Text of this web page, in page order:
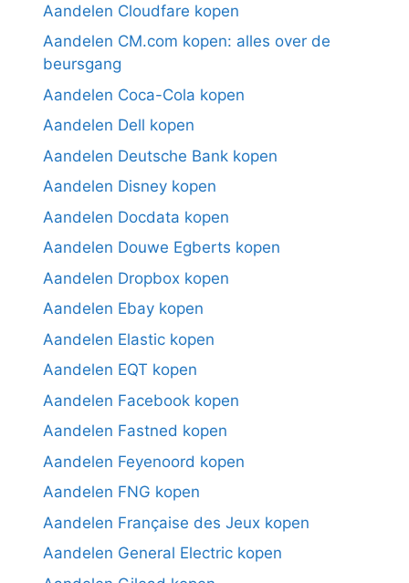
Aandelen Cloudfare kopen
Aandelen CM.com kopen: alles over de
beursgang
Aandelen Coca-Cola kopen
Aandelen Dell kopen
Aandelen Deutsche Bank kopen
Aandelen Disney kopen
Aandelen Docdata kopen
Aandelen Douwe Egberts kopen
Aandelen Dropbox kopen
Aandelen Ebay kopen
Aandelen Elastic kopen
Aandelen EQT kopen
Aandelen Facebook kopen
Aandelen Fastned kopen
Aandelen Feyenoord kopen
Aandelen FNG kopen
Aandelen Française des Jeux kopen
Aandelen General Electric kopen